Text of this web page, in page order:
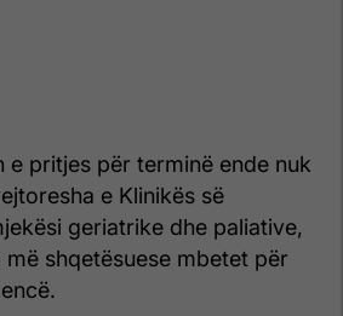
e pritjes për terminë ende nuk
e Klinikës së
geriatrike dhe paliative,
shqetësuese mbetet për